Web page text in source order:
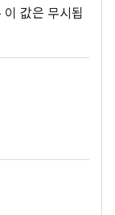
값은 무시됩